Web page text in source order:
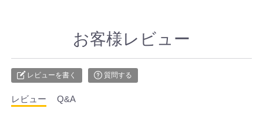
お客様レビュー
レビューを書く 質問する
レビュー Q&A